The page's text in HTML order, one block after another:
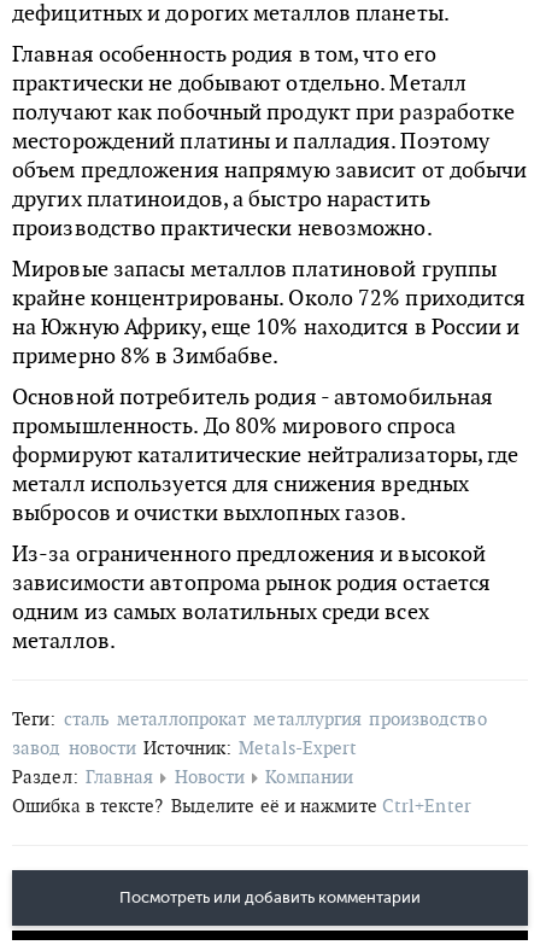
дефицитных и дорогих металлов планеты.
Главная особенность родия в том, что его
практически не добывают отдельно. Металл
получают как побочный продукт при разработке
месторождений платины и палладия. Поэтому
объем предложения напрямую зависит от добычи
других платиноидов, а быстро нарастить
производство практически невозможно.
Мировые запасы металлов платиновой группы
крайне концентрированы. Около 72% приходится
на Южную Африку, еще 10% находится в России и
примерно 8% в Зимбабве.
Основной потребитель родия - автомобильная
промышленность. До 80% мирового спроса
формируют каталитические нейтрализаторы, где
металл используется для снижения вредных
выбросов и очистки выхлопных газов.
Из-за ограниченного предложения и высокой
зависимости автопрома рынок родия остается
одним из самых волатильных среди всех
металлов.
Теги: сталь металлопрокат металлургия производство
завод новости Источник: Metals-Expert
Раздел: Главная Новости
Компании
Ошибка в тексте? Выделите её и нажмите Ctrl+Enter
Посмотреть или добавить комментарии